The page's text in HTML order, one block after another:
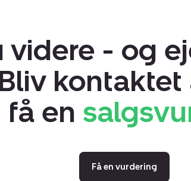
videre - og
få en
Få en vurdering